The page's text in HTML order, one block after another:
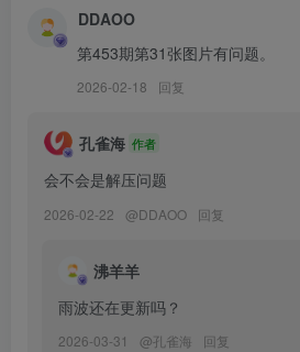
雨波HaneAme – NO.509 26年06月订阅视
SPY×FAMILY Yor Forger [42P-193MB]
雨波HaneAme – NO.507 26年06月订阅
[42P-221MB]
Splash Bikini [37P-142MB]
雨波HaneAme – NO.505 26年06月订阅 原
[36P-187MB]
DDAOO
第453期第31张图片有问题。
2026-02-18 回复
孔雀海 作者
会不会是解压问题
2026-02-22 @DDAOO 回复
沸羊羊
雨波还在更新吗？
2026-03-31 @孔雀海 回复